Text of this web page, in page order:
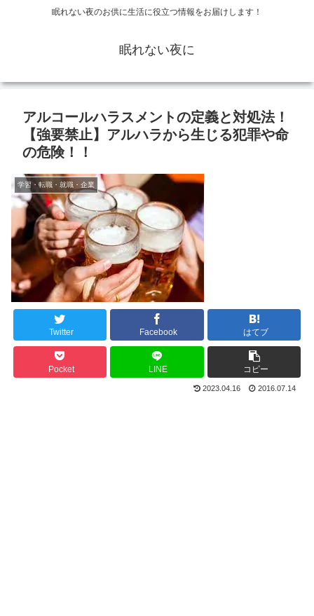
眠れない夜のお供に生活に役立つ情報をお届けします！
眠れない夜に
アルコールハラスメントの定義と対処法！
【強要禁止】アルハラから生じる犯罪や命
の危険！！
学習・転職・就職・企業
Twitter Facebook はてブ
Pocket LINE コピー
2023.04.16 2016.07.14